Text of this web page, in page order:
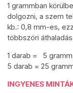
1 grammban
dolgozni, a szem
kb.: 0,8 mm-es,
többszöri
1 darab = 5 gramm
5 darab = 25
INGYENES